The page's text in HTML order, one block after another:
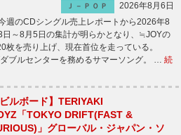
Ｊ－ＰＯＰ
2026年8月6日
週のCDシングル売上レポートから2026年8
日～8月5日の集計が明らかとなり、≒JOYの
枚を売り上げ、現在首位を走っている。
ブルセンターを務めるサマーソング。 … 続
ビルボード】TERIYAKI
「TOKYO DRIFT(FAST &
」グローバル・ジャパン・ソ